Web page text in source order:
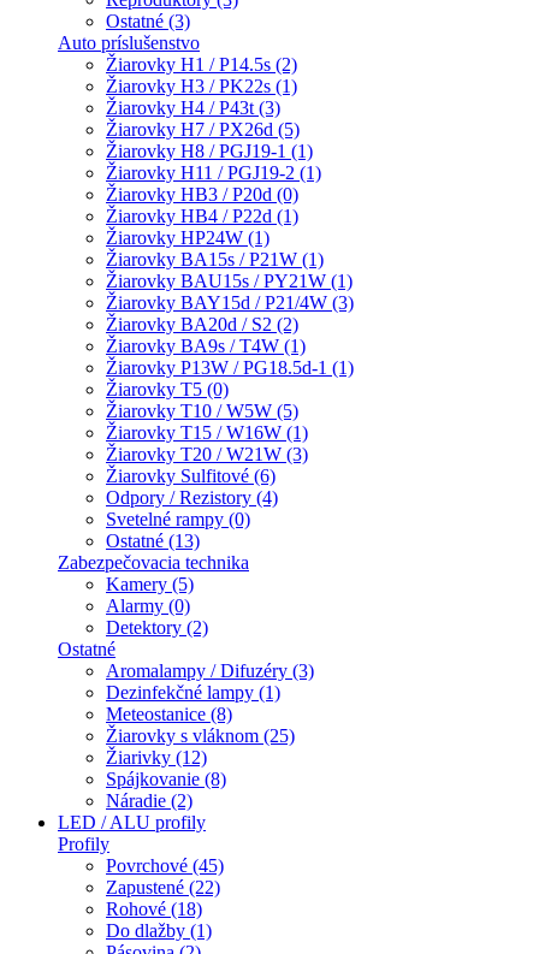
Ostatné (3)
Auto príslušenstvo
Žiarovky H1 / P14.5s (2)
Žiarovky H3 / PK22s (1)
Žiarovky H4 / P43t (3)
Žiarovky H7 / PX26d (5)
Žiarovky H8 / PGJ19-1 (1)
Žiarovky H11 / PGJ19-2 (1)
Žiarovky HB3 / P20d (0)
Žiarovky HB4 / P22d (1)
Žiarovky HP24W (1)
Žiarovky BA15s / P21W (1)
Žiarovky BAU15s / PY21W (1)
Žiarovky BAY15d / P21/4W (3)
Žiarovky BA20d / S2 (2)
Žiarovky BA9s / T4W (1)
Žiarovky P13W / PG18.5d-1 (1)
Žiarovky T5 (0)
Žiarovky T10 / W5W (5)
Žiarovky T15 / W16W (1)
Žiarovky T20 / W21W (3)
Žiarovky Sulfitové (6)
Odpory / Rezistory (4)
Svetelné rampy (0)
Ostatné (13)
Zabezpečovacia technika
Kamery (5)
Alarmy (0)
Detektory (2)
Ostatné
Aromalampy / Difuzéry (3)
Dezinfekčné lampy (1)
Meteostanice (8)
Žiarovky s vláknom (25)
Žiarivky (12)
Spájkovanie (8)
Náradie (2)
LED / ALU profily
Profily
Povrchové (45)
Zapustené (22)
Rohové (18)
Do dlažby (1)